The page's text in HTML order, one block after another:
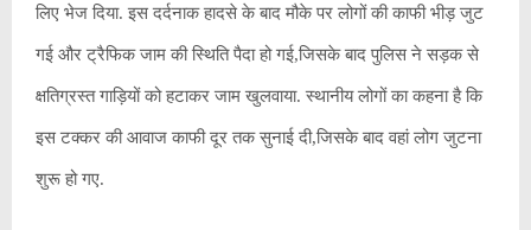
लिए भेज दिया. इस दर्दनाक हादसे के बाद मौके पर लोगों की काफी भीड़ जुट
गई और ट्रैफिक जाम की स्थिति पैदा हो गई,जिसके बाद पुलिस ने सड़क से
क्षतिग्रस्त गाड़ियों को हटाकर जाम खुलवाया. स्थानीय लोगों का कहना है कि
इस टक्कर की आवाज काफी दूर तक सुनाई दी,जिसके बाद वहां लोग जुटना
शुरू हो गए.